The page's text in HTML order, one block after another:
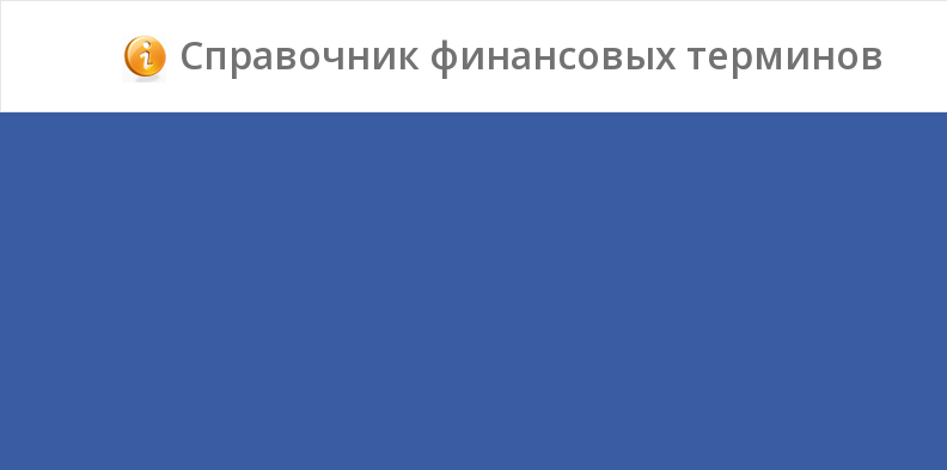
Справочник финансовых терминов